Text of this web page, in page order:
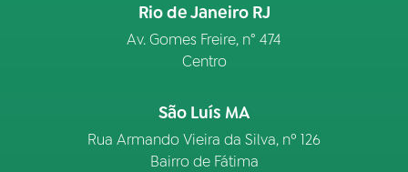
Rio de Janeiro RJ
Av. Gomes Freire, n° 474
Centro
São Luís MA
Rua Armando Vieira da Silva, nº 126
Bairro de Fátima